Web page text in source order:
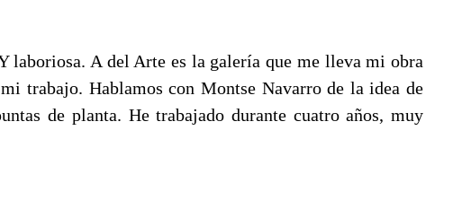
laboriosa. A del Arte es la galería que me lleva mi obra
trabajo. Hablamos con Montse Navarro de la idea de
de planta. He trabajado durante cuatro años, muy